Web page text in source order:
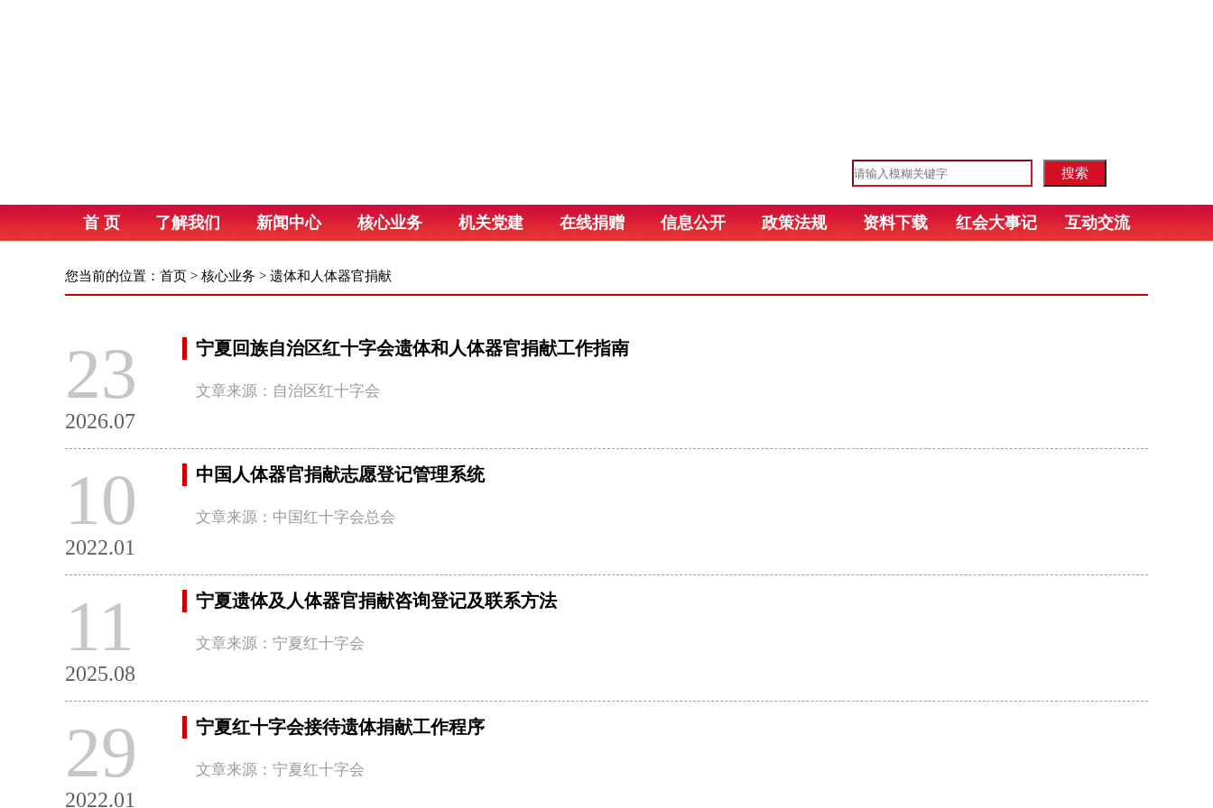
首 页 了解我们 新闻中心 核心业务 机关党建 在线捐赠 信息公开 政策法规 资料下载 红会大事记 互动交流
您当前的位置： 首页 > 核心业务 > 遗体和人体器官捐献
23
2026.07
宁夏回族自治区红十字会遗体和人体器官捐献工作指南
文章来源：自治区红十字会
10
2022.01
中国人体器官捐献志愿登记管理系统
文章来源：中国红十字会总会
11
2025.08
宁夏遗体及人体器官捐献咨询登记及联系方法
文章来源：宁夏红十字会
29
2022.01
宁夏红十字会接待遗体捐献工作程序
文章来源：宁夏红十字会